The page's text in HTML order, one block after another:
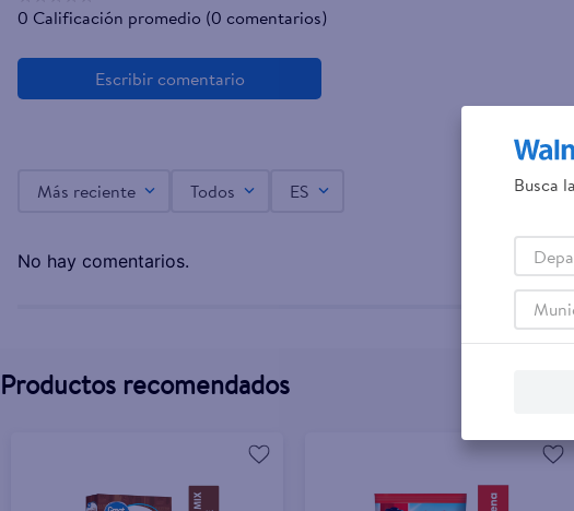
0 Calificación promedio (0 comentarios)
Más reciente Todos ES
No hay comentarios.
Productos recomendados
Busca